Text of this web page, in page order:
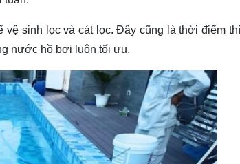
vệ sinh lọc và cát lọc. Đây cũng là thời điểm
nước hồ bơi luôn tối ưu.